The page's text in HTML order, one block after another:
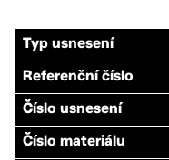
Typ usnesení
Referenční číslo
Číslo usnesení
Číslo materiálu